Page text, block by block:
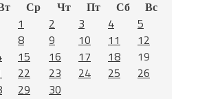
Ср Чт Пт Сб
Вс
1
2 3 4
5
8 9 10 11
12
15 16 17 18
19
22 23 24 25
26
29
30